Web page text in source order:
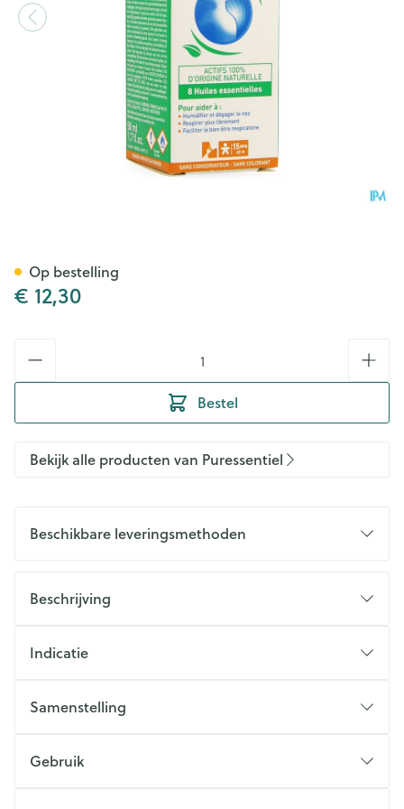
€ 12,30
Bestel
Op bestelling
Bekijk alle producten van Puressentiel
Beschikbare leveringsmethoden
Beschrijving
Indicatie
Samenstelling
Gebruik